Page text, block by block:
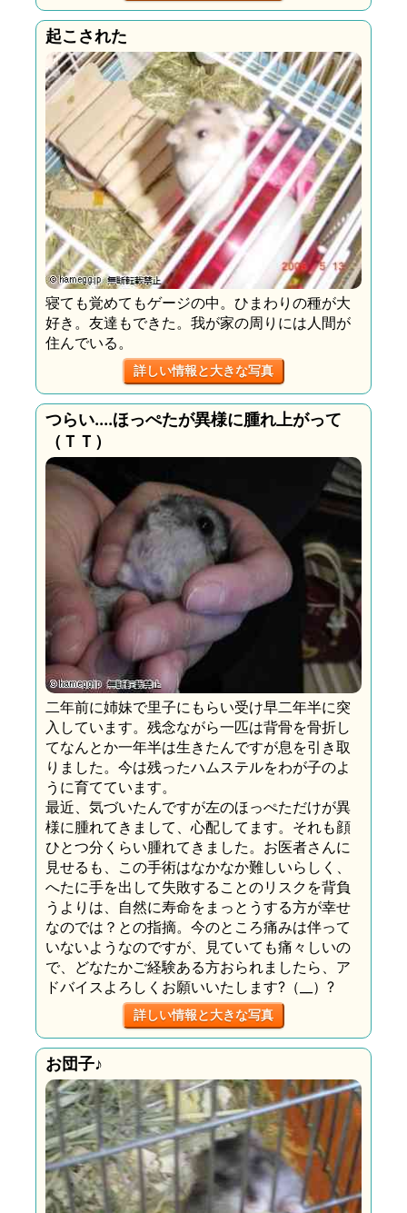
起こされた
寝ても覚めてもゲージの中。ひまわりの種が大
好き。友達もできた。我が家の周りには人間が
住んでいる。
詳しい情報と大きな写真
つらい....ほっぺたが異様に腫れ上がって
（ＴＴ）
二年前に姉妹で里子にもらい受け早二年半に突
入しています。残念ながら一匹は背骨を骨折し
てなんとか一年半は生きたんですが息を引き取
りました。今は残ったハムステルをわが子のよ
うに育てています。
最近、気づいたんですが左のほっぺただけが異
様に腫れてきまして、心配してます。それも顔
ひとつ分くらい腫れてきました。お医者さんに
見せるも、この手術はなかなか難しいらしく、
へたに手を出して失敗することのリスクを背負
うよりは、自然に寿命をまっとうする方が幸せ
なのでは？との指摘。今のところ痛みは伴って
いないようなのですが、見ていても痛々しいの
で、どなたかご経験ある方おられましたら、ア
ドバイスよろしくお願いいたします?（__）?
詳しい情報と大きな写真
お団子♪